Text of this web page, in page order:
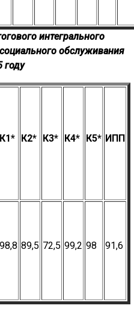
интегрального
обслуживания
году
К1* К2* К3* К4* К5* ИПП
98,8 89,5 72,5 99,2 98 91,6